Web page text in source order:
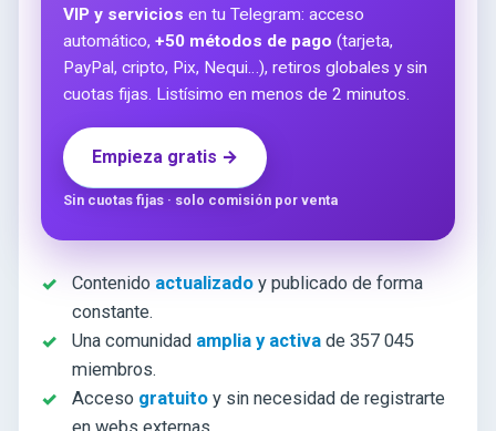
VIP y servicios en tu Telegram: acceso
automático, +50 métodos de pago (tarjeta,
PayPal, cripto, Pix, Nequi…), retiros globales y sin
cuotas fijas. Listísimo en menos de 2 minutos.
Empieza gratis →
Sin cuotas fijas · solo comisión por venta
Contenido actualizado y publicado de forma
constante.
Una comunidad amplia y activa de 357 045
miembros.
Acceso gratuito y sin necesidad de registrarte
en webs externas.